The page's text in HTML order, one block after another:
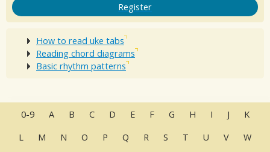
Register
How to read uke tabs
Reading chord diagrams
Basic rhythm patterns
0-9 A B C D E F G H I J
K
L
M N O P Q R S T U V W